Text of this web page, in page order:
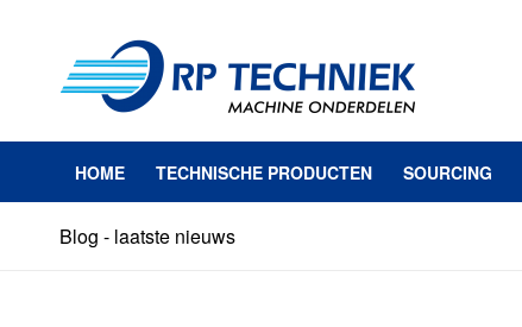
HOME TECHNISCHE PRODUCTEN SOURCING
Blog - laatste nieuws